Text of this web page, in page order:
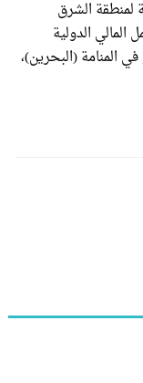
لمنطقة الشرق
المالي الدولية